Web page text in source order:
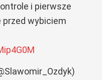
i pierwsze
wybiciem